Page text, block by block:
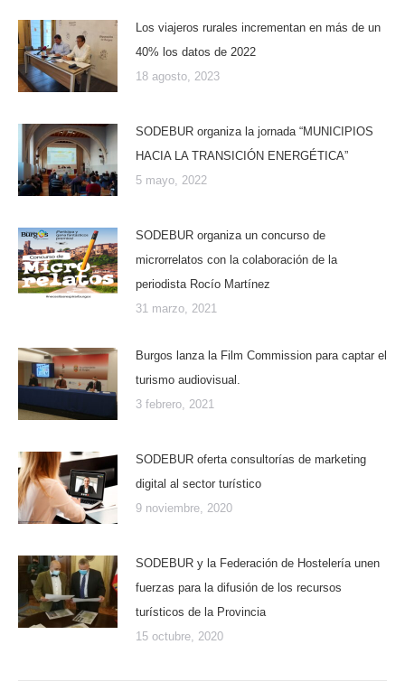
Los viajeros rurales incrementan en más de un
40% los datos de 2022
18 agosto, 2023
SODEBUR organiza la jornada “MUNICIPIOS
HACIA LA TRANSICIÓN ENERGÉTICA”
5 mayo, 2022
SODEBUR organiza un concurso de
microrrelatos con la colaboración de la
periodista Rocío Martínez
31 marzo, 2021
Burgos lanza la Film Commission para captar el
turismo audiovisual.
3 febrero, 2021
SODEBUR oferta consultorías de marketing
digital al sector turístico
9 noviembre, 2020
SODEBUR y la Federación de Hostelería unen
fuerzas para la difusión de los recursos
turísticos de la Provincia
15 octubre, 2020